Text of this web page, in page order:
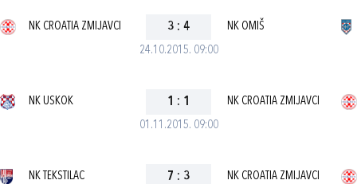
24.10.2015. 09:00
NK CROATIA ZMIJAVCI 3 : 4 NK OMIŠ
01.11.2015. 09:00
NK USKOK 1 : 1 NK CROATIA ZMIJAVCI
NK TEKSTILAC 7 : 3 NK CROATIA ZMIJAVCI